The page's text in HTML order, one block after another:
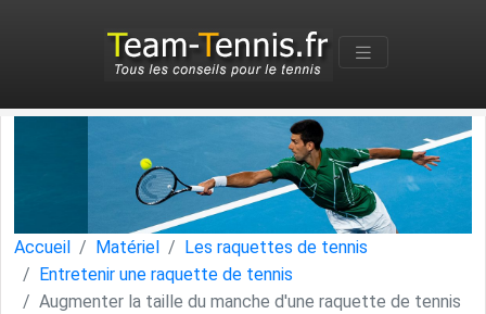
Accueil Matériel
Les raquettes de tennis
Entretenir une raquette de tennis
Augmenter la taille du manche d'une raquette de tennis